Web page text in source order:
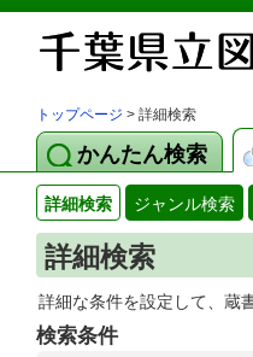
トップページ > 詳細検索
かんたん検索
詳細検索 ジャンル検索
詳細検索
詳細な条件を設定して、蔵
検索条件